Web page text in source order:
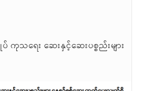
ကုသရေး ဆေးနှင့်ဆေးပစ္စည်းများ